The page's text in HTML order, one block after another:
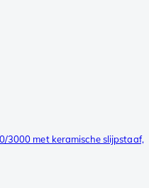
3000 met keramische slijpstaaf,